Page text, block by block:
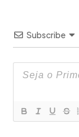
Subscribe